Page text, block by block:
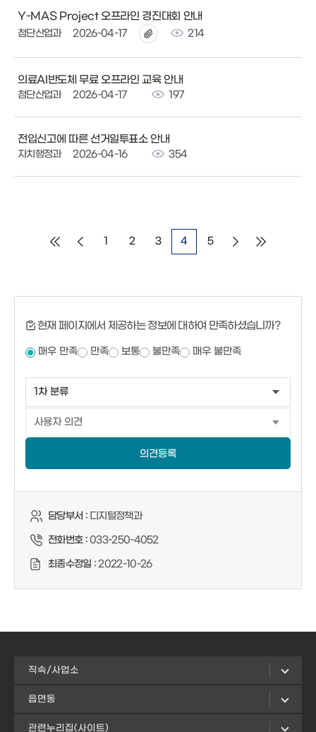
Y-MAS Project 오프라인 경진대회 안내
첨단산업과 2026-04-17 214
의료AI반도체 무료 오프라인 교육 안내
첨단산업과 2026-04-17 197
전입신고에 따른 선거일투표소 안내
자치행정과 2026-04-16 354
1 2 3 4 5
현재 페이지에서 제공하는 정보에 대하여 만족하셨습니까?
매우 만족 만족 보통 불만족 매우 불만족
의견등록
담당부서 :디지털정책과
전화번호 :033-250-4052
최종수정일 :2022-10-26
직속/사업소
읍면동
관련누리집(사이트)